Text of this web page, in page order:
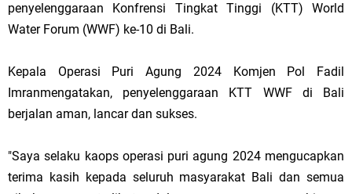
penyelenggaraan Konfrensi Tingkat Tinggi (KTT) World
Water Forum (WWF) ke-10 di Bali.
Kepala Operasi Puri Agung 2024 Komjen Pol Fadil
Imranmengatakan, penyelenggaraan KTT WWF di Bali
berjalan aman, lancar dan sukses.
"Saya selaku kaops operasi puri agung 2024 mengucapkan
terima kasih kepada seluruh masyarakat Bali dan semua